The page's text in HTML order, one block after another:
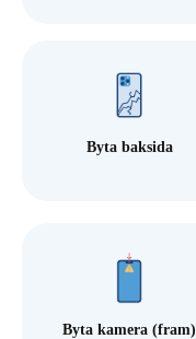
Byta baksida
Byta kamera (fram)